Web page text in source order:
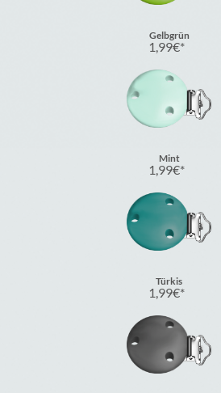
Gelbgrün
1,99€
Mint
1,99€
Türkis
1,99€